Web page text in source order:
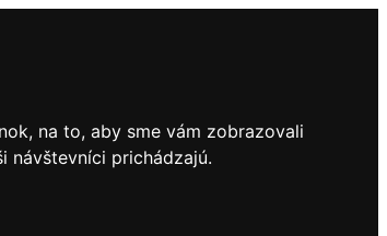
na to, aby sme vám zobrazovali
návštevníci prichádzajú.